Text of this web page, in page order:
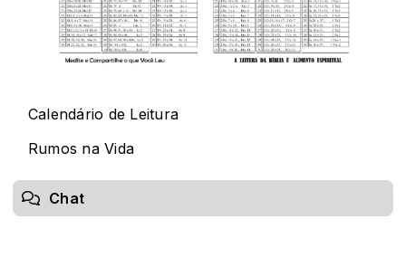
Calendário de Leitura
Rumos na Vida
Chat